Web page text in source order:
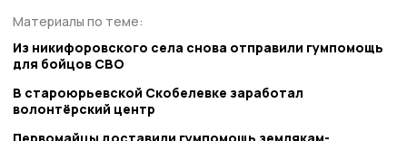
Материалы по теме:
Из никифоровского села снова отправили гумпомощь
для бойцов СВО
В староюрьевской Скобелевке заработал
волонтёрский центр